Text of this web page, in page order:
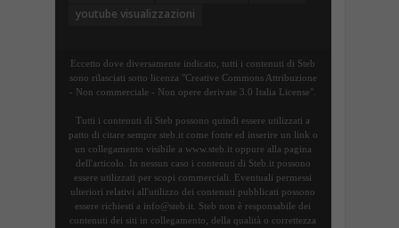
youtube visualizzazioni
Eccetto dove diversamente indicato, tutti i contenuti di Steb
sono rilasciati sotto licenza "Creative Commons Attribuzione
- Non commerciale - Non opere derivate 3.0 Italia License".
Tutti i contenuti di Steb possono quindi essere utilizzati a
patto di citare sempre steb.it come fonte ed inserire un link o
un collegamento visibile a www.steb.it oppure alla pagina
dell'articolo. In nessun caso i contenuti di Steb.it possono
essere utilizzati per scopi commerciali. Eventuali permessi
ulteriori relativi all'utilizzo dei contenuti pubblicati possono
essere richiesti a info@steb.it. Steb non è responsabile dei
contenuti dei siti in collegamento, della qualità o correttezza